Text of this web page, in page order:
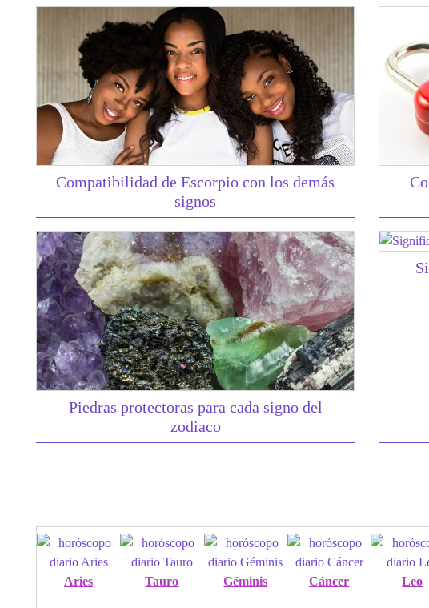
Compatibilidad de Escorpio con los demás
signos
Piedras protectoras para cada signo del
zodiaco
Aries Tauro Géminis Cáncer Leo